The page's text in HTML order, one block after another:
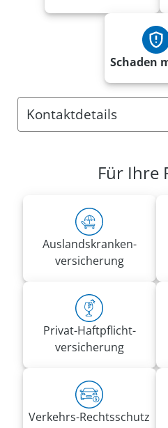
Schaden
Kontaktdetails
Diersteiner Str. 23
Rufnummern:
06431 2158950
Mobil0163 2197649
josef.nobitz@vrk-ad.de
Für Ihre
Auslandskranken­
versicherung
Privat-Haft­pflicht­
versicherung
Verkehrs-Rechtsschutz